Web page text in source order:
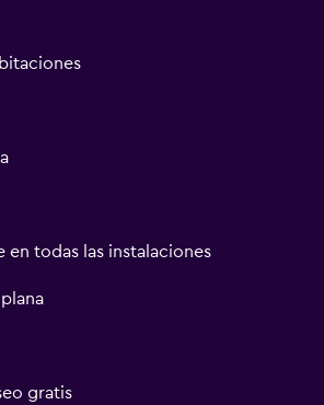
todas las instalaciones
gratis